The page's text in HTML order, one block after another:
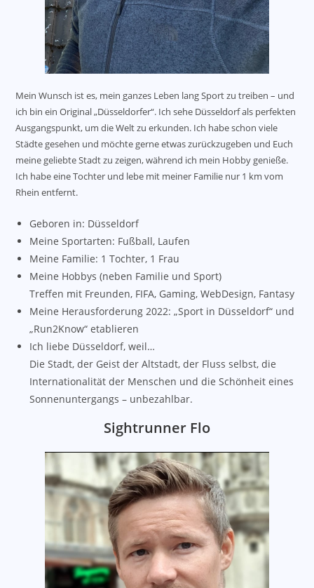
Mein Wunsch ist es, mein ganzes Leben lang Sport zu treiben – und
ich bin ein Original „Düsseldorfer“. Ich sehe Düsseldorf als perfekten
Ausgangspunkt, um die Welt zu erkunden. Ich habe schon viele
Städte gesehen und möchte gerne etwas zurückzugeben und Euch
meine geliebte Stadt zu zeigen, während ich mein Hobby genieße.
Ich habe eine Tochter und lebe mit meiner Familie nur 1 km vom
Rhein entfernt.
Geboren in: Düsseldorf
Meine Sportarten: Fußball, Laufen
Meine Familie: 1 Tochter, 1 Frau
Meine Hobbys (neben Familie und Sport)
Treffen mit Freunden, FIFA, Gaming, WebDesign, Fantasy
Meine Herausforderung 2022: „Sport in Düsseldorf“ und
„Run2Know“ etablieren
Ich liebe Düsseldorf, weil…
Die Stadt, der Geist der Altstadt, der Fluss selbst, die
Internationalität der Menschen und die Schönheit eines
Sonnenuntergangs – unbezahlbar.
Sightrunner Flo